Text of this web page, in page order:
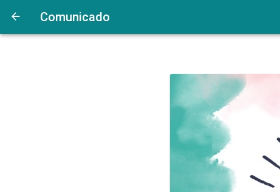
Comunicado